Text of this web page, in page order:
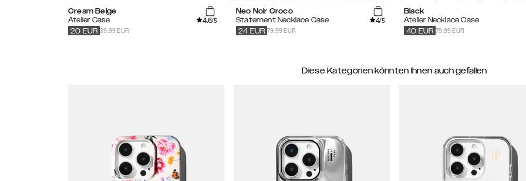
Cream Beige
Atelier Case
4.6/5
39.99 EUR
20 EUR
Neo Noir Croco
Statement Necklace Case
4/5
79.99 EUR
24 EUR
Black
Atelier Necklace Case
79.99 EUR
40 EUR
Diese Kategorien könnten Ihnen auch gefallen